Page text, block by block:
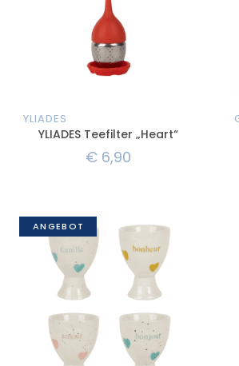
YLIADES
YLIADES Teefilter „Heart“
€ 6,90
ANGEBOT